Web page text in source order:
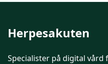
Herpesakuten
Specialister på digital vård